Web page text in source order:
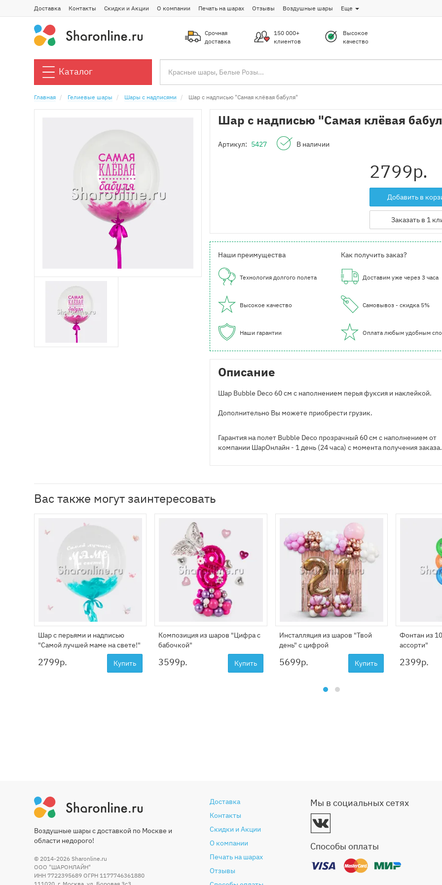
Доставка Контакты Скидки и Акции О компании Печать на шарах Отзывы Воздушные шары Еще
Срочная
доставка
150 000+
клиентов
Высокое
качество
Каталог
Главная Гелиевые шары Шары с надписями Шар с надписью "Самая клёвая бабуля"
Шар с надписью "Самая клёвая
Артикул: 5427 В наличии
2799р.
Добавить в
Заказать в 1
Наши преимущества
Технология долгого полета
Высокое качество
Наши гарантии
Как получить заказ?
Доставим уже через 3 часа
Самовывоз - скидка 5%
Оплата любым удобным
Описание
Шар Bubble Deco 60 см с наполнением перья фуксия и наклейкой.
Дополнительно Вы можете приобрести грузик.
Гарантия на полет Bubble Deco прозрачный 60 см с наполнением от
компании ШарОнлайн - 1 день (24 часа) с момента получения заказа.
Вас также могут заинтересовать
Шар с перьями и надписью
"Самой лучшей маме на свете!"
2799р. Купить
Композиция из шаров "Цифра с
бабочкой"
3599р. Купить
Инсталляция из шаров "Твой
день" с цифрой
5699р. Купить
Фонтан из
ассорти"
2399р.
Воздушные шары с доставкой по Москве и
области недорого!
© 2014-2026 Sharonline.ru
ООО "ШАРОНЛАЙН"
ИНН 7722395689 ОГРН 1177746361880
Доставка
Контакты
Скидки и Акции
О компании
Печать на шарах
Отзывы
Мы в социальных сетях
Способы оплаты